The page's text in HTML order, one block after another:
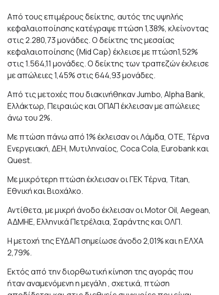
Από τους επιμέρους δείκτης, αυτός της υψηλής
κεφαλαιοποίησης κατέγραψε πτώση 1,38%, κλείνοντας
στις 2.280,73 μονάδες. Ο δείκτης της μεσαίας
κεφαλαιοποίησης (Mid Cap) έκλεισε με πτώση1,52%
στις 1.564,11 μονάδες. Ο δείκτης των τραπεζών έκλεισε
με απώλειες 1,45% στις 644,93 μονάδες.
Από τις μετοχές που διακινήθηκαν Jumbo, Alpha Bank,
Ελλάκτωρ, Πειραιώς και ΟΠΑΠ έκλεισαν με απώλειες
άνω του 2%.
Με πτώση πάνω από 1% έκλεισαν οι Λάμδα, ΟΤΕ, Τέρνα
Ενεργειακή, ΔΕΗ, Μυτιληναίος, Coca Cola, Eurobank και
Quest.
Με μικρότερη πτώση έκλεισαν οι ΓΕΚ Τέρνα, Titan,
Εθνική και Βιοχάλκο.
Αντίθετα, με μικρή άνοδο έκλεισαν οι Motor Oil, Aegean,
ΑΔΜΗΕ, Ελληνικά Πετρέλαια, Σαράντης και ΟΛΠ.
Η μετοχή της ΕΥΔΑΠ σημείωσε άνοδο 2,01% και η ΕΛΧΑ
2,79%.
Εκτός από την διορθωτική κίνηση της αγοράς που
ήταν αναμενόμενη η μεγάλη , σχετικά, πτώση